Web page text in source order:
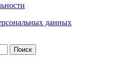
данных
Поиск